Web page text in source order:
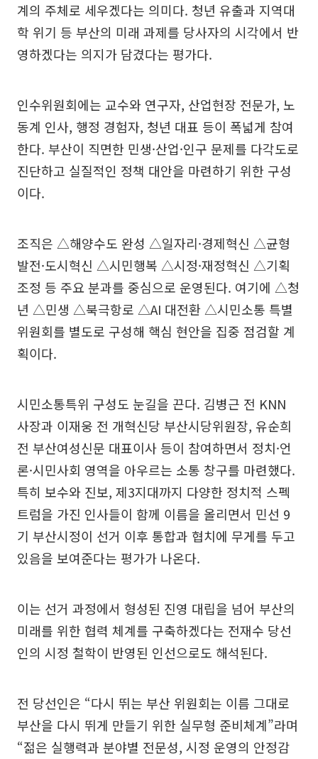
계의 주체로 세우겠다는 의미다. 청년 유출과 지역대
학 위기 등 부산의 미래 과제를 당사자의 시각에서 반
영하겠다는 의지가 담겼다는 평가다.
인수위원회에는 교수와 연구자, 산업현장 전문가, 노
동계 인사, 행정 경험자, 청년 대표 등이 폭넓게 참여
한다. 부산이 직면한 민생·산업·인구 문제를 다각도로
진단하고 실질적인 정책 대안을 마련하기 위한 구성
이다.
조직은 △해양수도 완성 △일자리·경제혁신 △균형
발전·도시혁신 △시민행복 △시정·재정혁신 △기획
조정 등 주요 분과를 중심으로 운영된다. 여기에 △청
년 △민생 △북극항로 △AI 대전환 △시민소통 특별
위원회를 별도로 구성해 핵심 현안을 집중 점검할 계
획이다.
시민소통특위 구성도 눈길을 끈다. 김병근 전 KNN
사장과 이재웅 전 개혁신당 부산시당위원장, 유순희
전 부산여성신문 대표이사 등이 참여하면서 정치·언
론·시민사회 영역을 아우르는 소통 창구를 마련했다.
특히 보수와 진보, 제3지대까지 다양한 정치적 스펙
트럼을 가진 인사들이 함께 이름을 올리면서 민선 9
기 부산시정이 선거 이후 통합과 협치에 무게를 두고
있음을 보여준다는 평가가 나온다.
이는 선거 과정에서 형성된 진영 대립을 넘어 부산의
미래를 위한 협력 체계를 구축하겠다는 전재수 당선
인의 시정 철학이 반영된 인선으로도 해석된다.
전 당선인은 “다시 뛰는 부산 위원회는 이름 그대로
부산을 다시 뛰게 만들기 위한 실무형 준비체계”라며
“젊은 실행력과 분야별 전문성, 시정 운영의 안정감